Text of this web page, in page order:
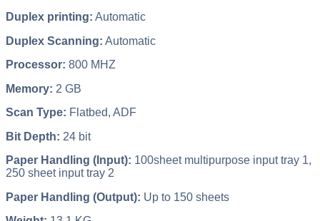
Duplex printing: Automatic
Duplex Scanning: Automatic
Processor: 800 MHZ
Memory: 2 GB
Scan Type: Flatbed, ADF
Bit Depth: 24 bit
Paper Handling (Input): 100sheet multipurpose input tray 1,
250 sheet input tray 2
Paper Handling (Output): Up to 150 sheets